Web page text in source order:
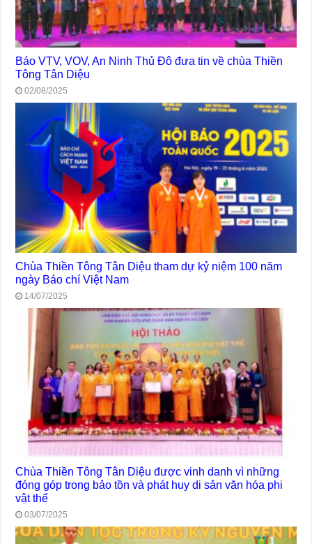
Báo VTV, VOV, An Ninh Thủ Đô đưa tin về chùa Thiền
Tông Tân Diệu
02/08/2025
Chùa Thiền Tông Tân Diệu tham dự kỷ niệm 100 năm
ngày Báo chí Việt Nam
14/07/2025
Chùa Thiền Tông Tân Diệu được vinh danh vì những
đóng góp trong bảo tồn và phát huy di sản văn hóa phi
vật thể
03/07/2025